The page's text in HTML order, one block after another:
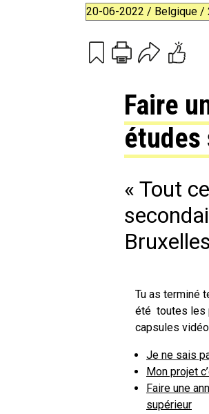
20-06-2022 / Belgique /
PrintEmail
Faire
études
« Tout
Bruxelles
Tu as terminé
été toutes les
capsules
Je ne sais
Mon projet
Faire une
supérieur